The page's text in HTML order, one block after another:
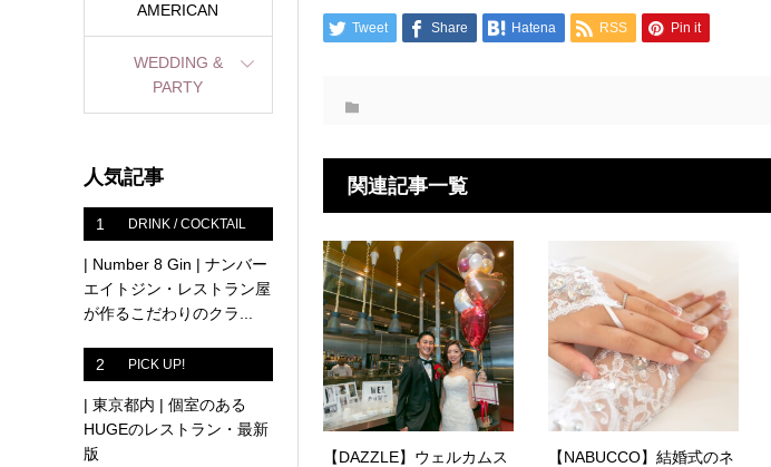
Tweet Share Hatena RSS Pin it
関連記事一覧
【DAZZLE】ウェルカムス
【NABUCCO】結婚式のネ
AMERICAN
WEDDING &
PARTY
人気記事
1 DRINK / COCKTAIL
| Number 8 Gin | ナンバー
エイトジン・レストラン屋
が作るこだわりのクラ...
2 PICK UP!
| 東京都内 | 個室のある
HUGEのレストラン・最新
版